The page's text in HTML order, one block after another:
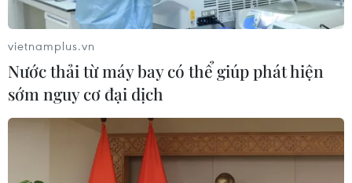
vietnamplus.vn
Nước thải từ máy bay có thể giúp phát hiện
sớm nguy cơ đại dịch